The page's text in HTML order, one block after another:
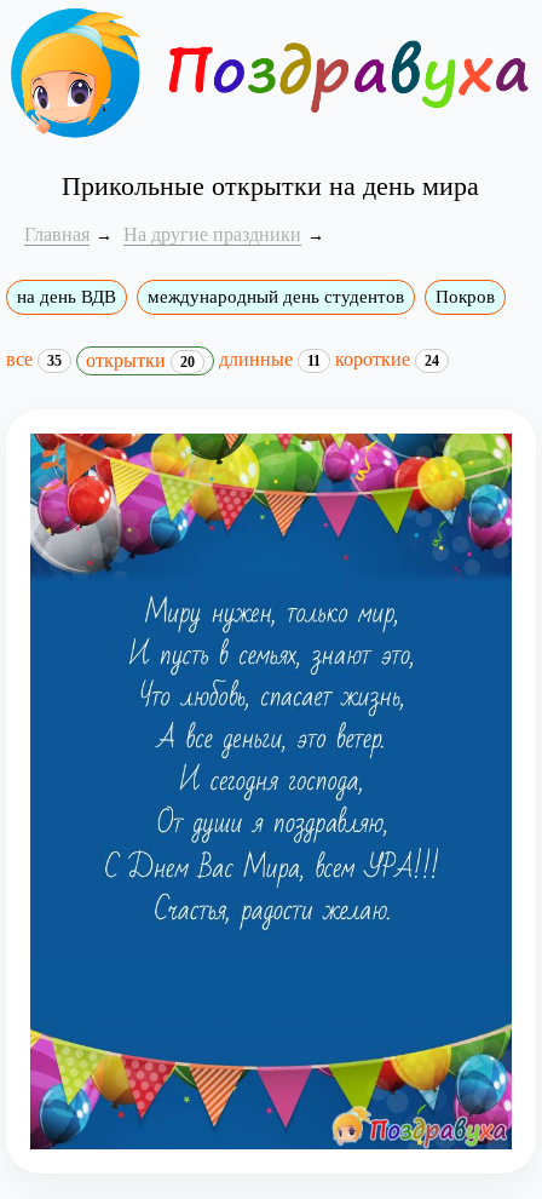
Прикольные открытки на день мира
Главная На другие праздники
на день ВДВ международный день студентов Покров
все 35 открытки 20 длинные 11 короткие 24